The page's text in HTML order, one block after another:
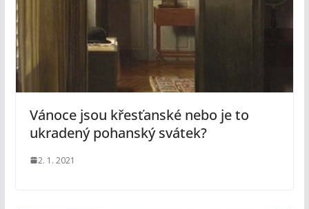
Vánoce jsou křesťanské nebo je to
ukradený pohanský svátek?
2. 1. 2021